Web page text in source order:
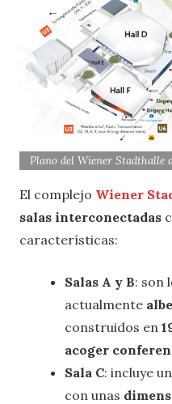
Plano del Wiener Stadthalle
El complejo Wiener
salas interconectadas
características:
Salas A y B: son
actualmente
construidos en
acoger
Sala C: incluye
con unas